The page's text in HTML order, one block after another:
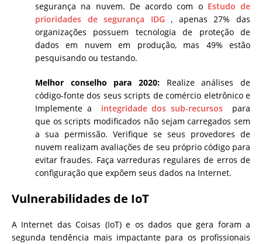
segurança na nuvem. De acordo com o Estudo de
prioridades de segurança IDG , apenas 27% das
organizações possuem tecnologia de proteção de
dados em nuvem em produção, mas 49% estão
pesquisando ou testando.
Melhor conselho para 2020: Realize análises de
código-fonte dos seus scripts de comércio eletrônico e
Implemente a integridade dos sub-recursos
para
que os scripts modificados não sejam carregados sem
a sua permissão. Verifique se seus provedores de
nuvem realizam avaliações de seu próprio código para
evitar fraudes. Faça varreduras regulares de erros de
configuração que expõem seus dados na Internet.
Vulnerabilidades de IoT
A Internet das Coisas (IoT) e os dados que gera foram a
segunda tendência mais impactante para os profissionais